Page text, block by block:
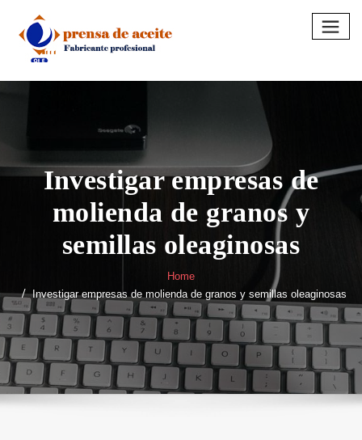
content
Investigar empresas de
molienda de granos y
semillas oleaginosas
Home
Investigar empresas de molienda de granos y semillas oleaginosas